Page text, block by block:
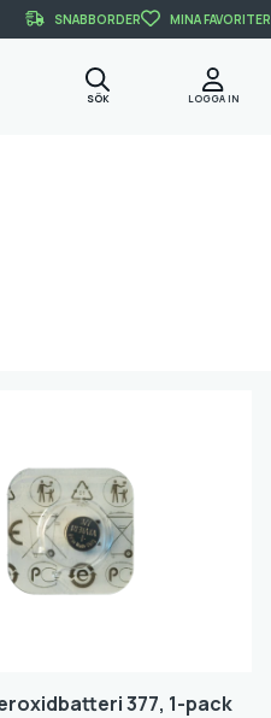
SNABBORDER MINA FAVORITER
SÖK LOGGA IN
377, 1-pack